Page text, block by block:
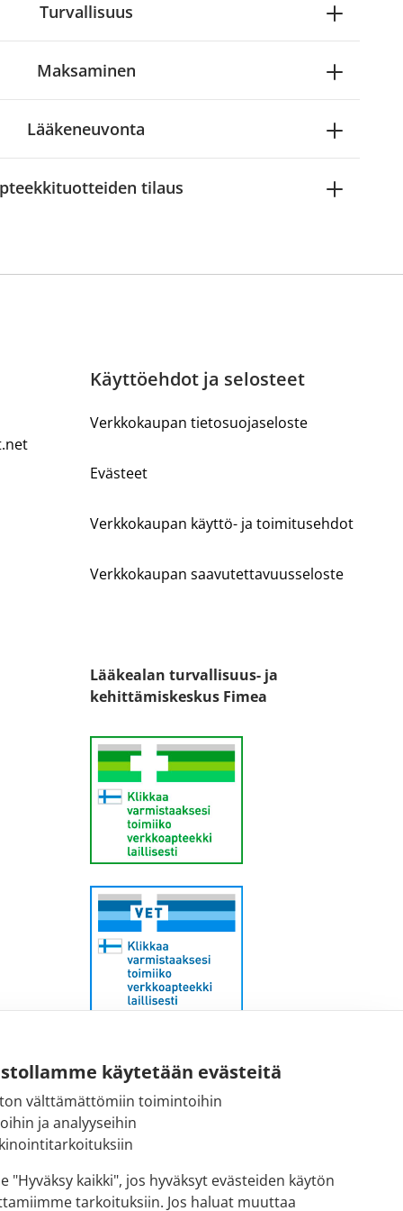
käytetään evästeitä
välttämättömiin toimintoihin
ja analyyseihin
"Hyväksy kaikki", jos hyväksyt evästeiden käytön
tarkoituksiin. Jos haluat muuttaa
Turvallisuus
Maksaminen
Lääkeneuvonta
tilaus
Käyttöehdot ja selosteet
Verkkokaupan tietosuojaseloste
Evästeet
Verkkokaupan käyttö- ja toimitusehdot
Verkkokaupan saavutettavuusseloste
Lääkealan turvallisuus- ja
kehittämiskeskus Fimea
kirjaamo@fimea.fi
Fimean vaihde:
029 522 3341